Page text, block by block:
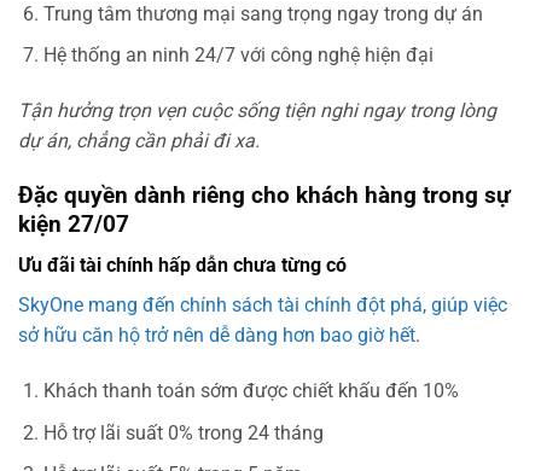
Trung tâm thương mại sang trọng ngay trong dự án
Hệ thống an ninh 24/7 với công nghệ hiện đại
Tận hưởng trọn vẹn cuộc sống tiện nghi ngay trong lòng
dự án, chẳng cần phải đi xa.
Đặc quyền dành riêng cho khách hàng trong sự
kiện 27/07
Ưu đãi tài chính hấp dẫn chưa từng có
SkyOne mang đến chính sách tài chính đột phá, giúp việc
sở hữu căn hộ trở nên dễ dàng hơn bao giờ hết.
Khách thanh toán sớm được chiết khấu đến 10%
Hỗ trợ lãi suất 0% trong 24 tháng